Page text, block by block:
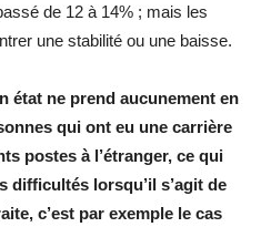
de 12 à 14% ; mais les
une stabilité ou une baisse.
état ne prend aucunement en
qui ont eu une carrière
postes à l’étranger, ce qui
difficultés lorsqu’il s’agit de
c’est par exemple le cas